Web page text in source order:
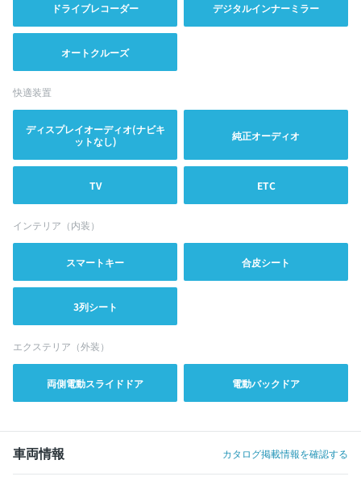
ドライブレコーダー デジタルインナーミラー
オートクルーズ
快適装置
ディスプレイオーディオ(ナビキ
ットなし)
純正オーディオ
TV ETC
インテリア（内装）
スマートキー 合皮シート
3列シート
エクステリア（外装）
両側電動スライドドア 電動バックドア
車両情報 カタログ掲載情報を確認する